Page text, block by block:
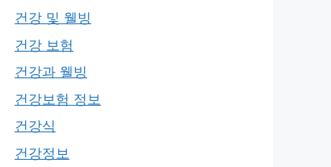
건강 및 웰빙
건강 보험
건강과 웰빙
건강보험 정보
건강식
건강정보